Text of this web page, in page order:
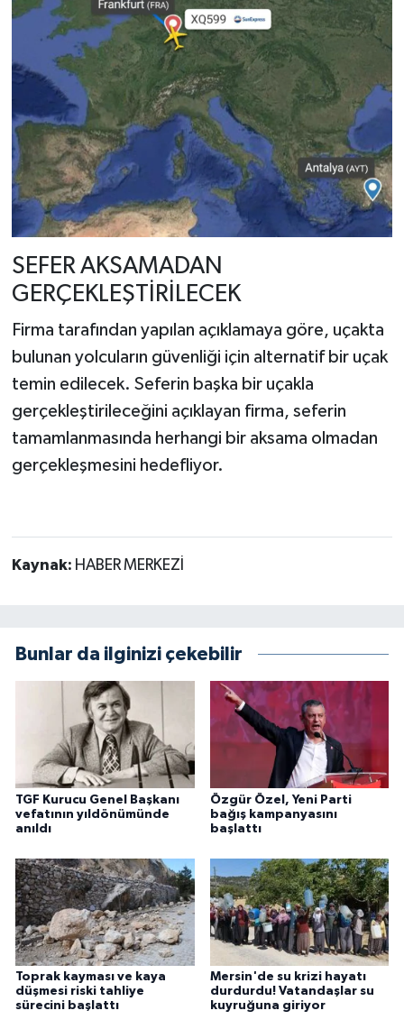
SEFER AKSAMADAN
GERÇEKLEŞTİRİLECEK
Firma tarafından yapılan açıklamaya göre, uçakta
bulunan yolcuların güvenliği için alternatif bir uçak
temin edilecek. Seferin başka bir uçakla
gerçekleştirileceğini açıklayan firma, seferin
tamamlanmasında herhangi bir aksama olmadan
gerçekleşmesini hedefliyor.
Kaynak: HABER MERKEZİ
Bunlar da ilginizi çekebilir
TGF Kurucu Genel Başkanı
vefatının yıldönümünde
anıldı
Özgür Özel, Yeni Parti
bağış kampanyasını
başlattı
Toprak kayması ve kaya
düşmesi riski tahliye
sürecini başlattı
Mersin'de su krizi hayatı
durdurdu! Vatandaşlar su
kuyruğuna giriyor